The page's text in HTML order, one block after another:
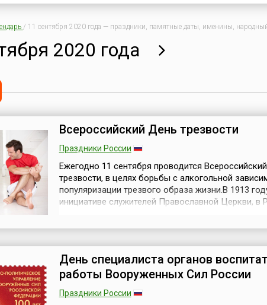
/ 11 сентября 2020 года — праздники, памятные даты, именины,
2020 года
Всероссийский День трезвости
Праздники России
Ежегодно 11 сентября проводится
трезвости, в целях борьбы с алкогольной
популяризации трезвого образа жизни.В 1913
инициативе служителей Православной Церкви, в
выбрана в честь православного праздн...
День специалиста органов
работы Вооруженных Сил России
Праздники России